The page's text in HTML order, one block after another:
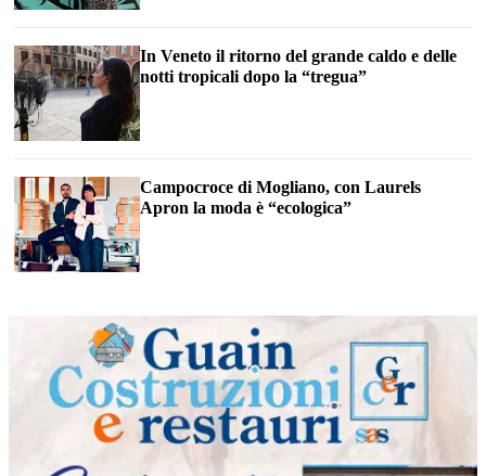
In Veneto il ritorno del grande caldo e delle
notti tropicali dopo la “tregua”
Campocroce di Mogliano, con Laurels
Apron la moda è “ecologica”